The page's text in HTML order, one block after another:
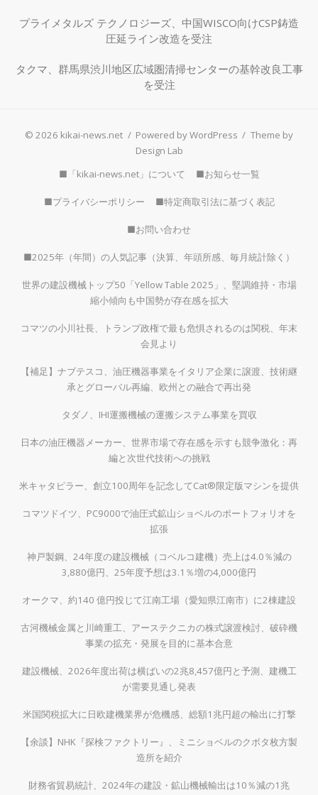
プライメタルズ テクノロジーズ、中国WISCO向けCSP鋳造
圧延ライン改造を受注
タクマ、群馬県渋川地区広域圏清掃センターの基幹改良工事
を受注
© 2026 kikai-news.net / Powered by WordPress / Theme by
Design Lab
■「kikai-news.net」について
■お知らせ一覧
■プライバシーポリシー ■特定商取引法に基づく表記
■お問い合わせ
■2025年（年間）の人気記事（決算、年頭所感、毎月統計除く）
世界の建設機械トップ50「Yellow Table 2025」、堅調維持・市場
縮小傾向も中国勢が存在感を拡大
コマツの小川社長、トランプ政権で最も危惧されるのは関税、年末
会見より
【補足】ナブテスコ、油圧機器事業をイタリア企業に譲渡、技術継
承とグローバル再編、欧州との融合で再出発
タダノ、IHI運搬機械の運搬システム事業を買収
日本の油圧機器メーカー、世界市場で存在感を示すも競争激化：再
編と次世代技術への挑戦
米キャタピラー、創立100周年を記念してCat®限定版マシンを提供
コマツドイツ、PC9000で油圧式鉱山ショベルのポートフォリオを
拡張
神戸製鋼、24年度の建設機械（コベルコ建機）売上は4.0％減の
3,880億円、25年度予想は3.1％増の4,000億円
オークマ、約140 億円投じて江南工場（愛知県江南市）に2棟建設
古河機械金属と川崎重工、アーステクニカの株式譲渡検討、破砕機
事業の拡充・発展を目的に基本合意
建設機械、2026年度出荷は横ばいの2兆8,457億円と予測、建機工
が需要見通し発表
米国関税拡大に日欧建機業界が危機感、総額1兆円超の輸出に打撃
【余談】NHK『探検ファクトリー』、ミニショベルのクボタ枚方製
造所を紹介
財務省貿易統計、2024年の建設・鉱山機械輸出は10％減の1兆